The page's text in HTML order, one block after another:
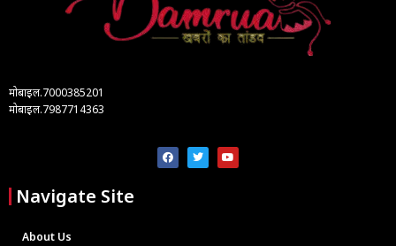
मोबाइल.7000385201
मोबाइल.7987714363
Navigate Site
About Us